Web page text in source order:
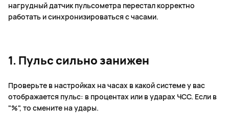
нагрудный датчик пульсометра перестал корректно
работать и синхронизироваться с часами.
1. Пульс сильно занижен
Проверьте в настройках на часах в какой системе у вас
отображается пульс: в процентах или в ударах ЧСС. Если в
"%", то смените на удары.